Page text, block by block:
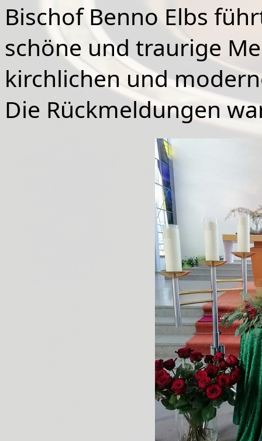
Bischof Benno Elbs
schöne und traurige
kirchlichen und
Die Rückmeldungen